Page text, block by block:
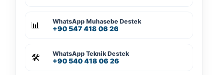
📊 WhatsApp Muhasebe Destek
+90 547 418 06 26
🛠️ WhatsApp Teknik Destek
+90 540 418 06 26